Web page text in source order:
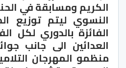
الكريم ومسابقة في
النسوي ليتم توزيع
الفائزة بالدوري لكل
العدائين الى جانب
منظمو المهرجان